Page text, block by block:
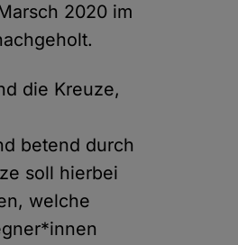
2020 im
die Kreuze,
betend durch
soll hierbei
welche